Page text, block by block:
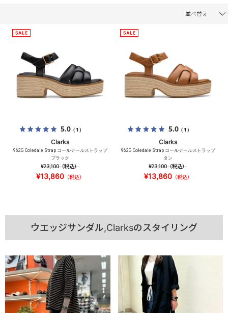
並べ替え
5.0（1）
Clarks
962G Coledale Strap コールデールストラップ
ブラック
¥23,100（税込）
¥13,860（税込）
5.0（1）
Clarks
962G Coledale Strap コールデールストラップ
タン
¥23,100（税込）
¥13,860（税込）
ウエッジサンダル,Clarksのスタイリング